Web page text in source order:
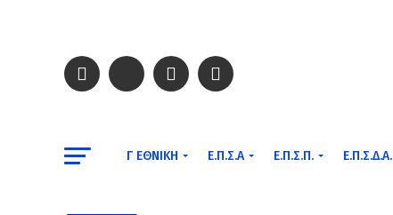
Γ ΕΘΝΙΚΉ Ε.Π.Σ.Α Ε.Π.Σ.Π. Ε.Π.Σ.Δ.Α.